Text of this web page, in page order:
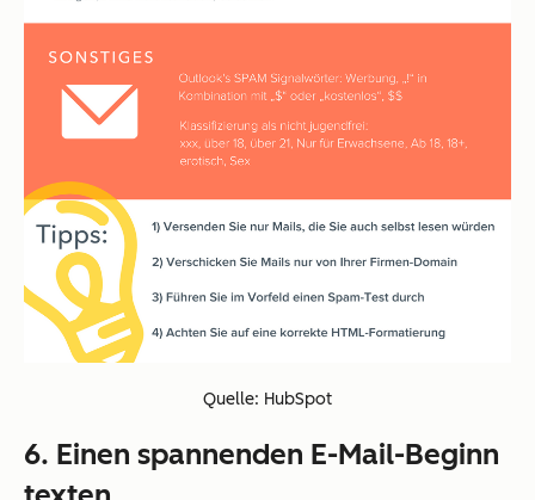
Quelle: HubSpot
6. Einen spannenden E-Mail-Beginn